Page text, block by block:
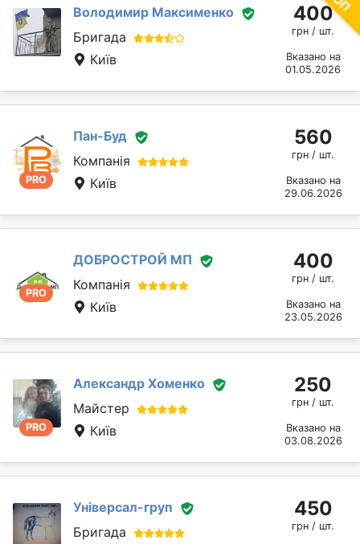
Володимир Максименко
Бригада
Київ
400
грн / шт.
Вказано на
01.05.2026
PRO
Пан-Буд
Компанія
Київ
560
грн / шт.
Вказано на
29.06.2026
PRO
ДОБРОСТРОЙ МП
Компанія
Київ
400
грн / шт.
Вказано на
23.05.2026
PRO
Александр Хоменко
Майстер
Київ
250
грн / шт.
Вказано на
03.08.2026
Універсал-груп
Бригада
450
грн / шт.